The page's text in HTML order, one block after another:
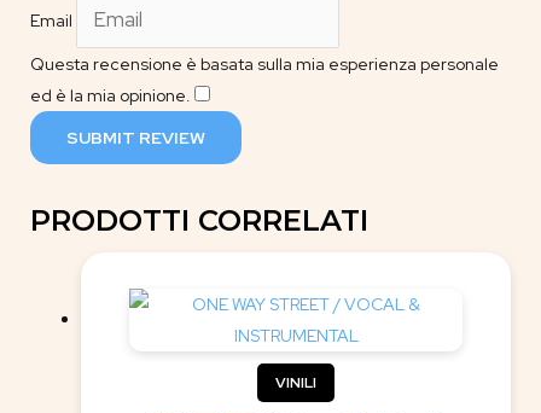
Email
Questa recensione è basata sulla mia esperienza personale
ed è la mia opinione.
SUBMIT REVIEW
PRODOTTI CORRELATI
VINILI